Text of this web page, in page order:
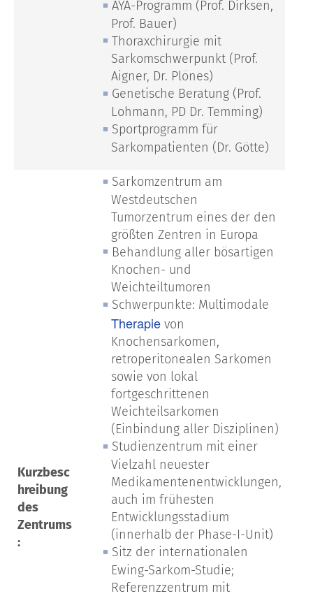
AYA-Programm (Prof. Dirksen,
Prof. Bauer)
Thoraxchirurgie mit
Sarkomschwerpunkt (Prof.
Aigner, Dr. Plönes)
Genetische Beratung (Prof.
Lohmann, PD Dr. Temming)
Sportprogramm für
Sarkompatienten (Dr. Götte)
Kurzbesc
hreibung
des
Zentrums
:
Sarkomzentrum am
Westdeutschen
Tumorzentrum eines der den
größten Zentren in Europa
Behandlung aller bösartigen
Knochen- und
Weichteiltumoren
Schwerpunkte: Multimodale
Therapie von
Knochensarkomen,
retroperitonealen Sarkomen
sowie von lokal
fortgeschrittenen
Weichteilsarkomen
(Einbindung aller Disziplinen)
Studienzentrum mit einer
Vielzahl neuester
Medikamentenentwicklungen,
auch im frühesten
Entwicklungsstadium
(innerhalb der Phase-I-Unit)
Sitz der internationalen
Ewing-Sarkom-Studie;
Referenzzentrum mit